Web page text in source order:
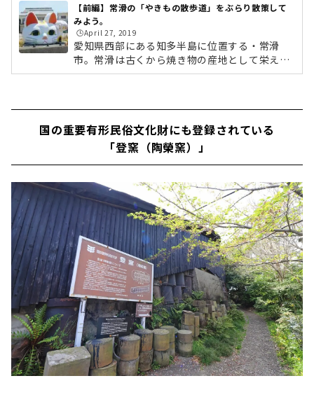
【前編】常滑の「やきもの散歩道」をぶらり散策して
みよう。
🕒️April 27, 2019
愛知県西部にある知多半島に位置する・常滑
市。常滑は古くから焼き物の産地として栄え、
最も盛んだった昭和初期の風情を随所に残すの
の散歩道」をぶらり散策してみたいと思いま
す。▼後編はこちらから (adsbygoogle = wind
ow.adsbygoogle || ).push({});名鉄河和線「常
滑にやってきました！。「やきもの散歩道」
は、駅から徒歩5分ほどの場所にありま...
国の重要有形民俗文化財にも登録されている
「登窯（陶榮窯）」